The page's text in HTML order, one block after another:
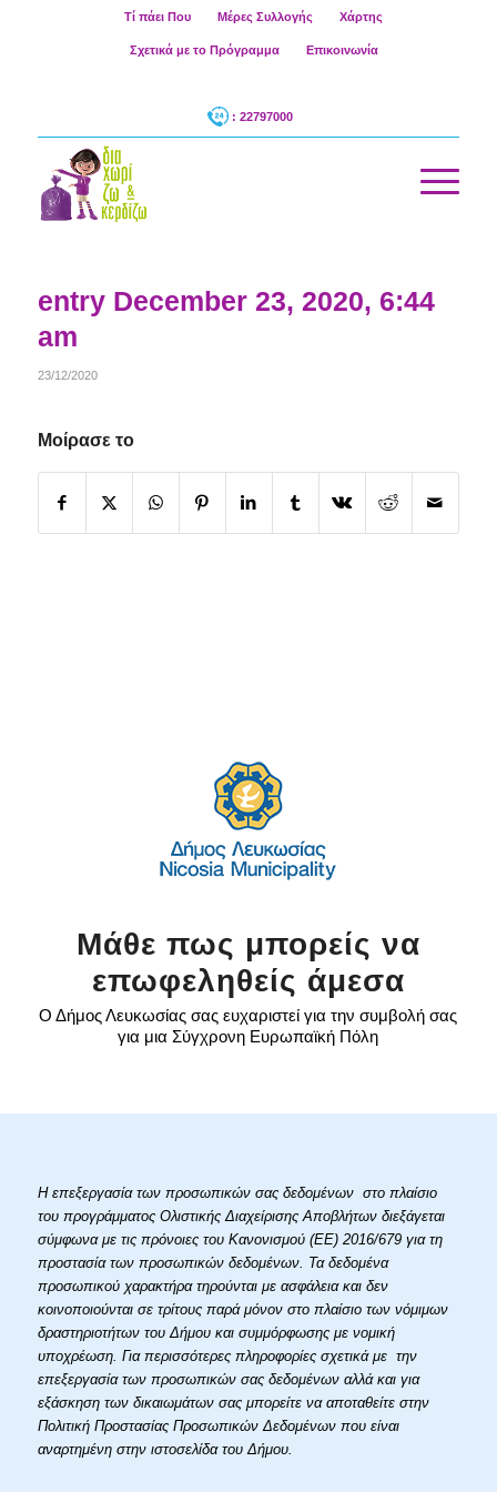
Τί πάει Που Μέρες Συλλογής Χάρτης
Σχετικά με το Πρόγραμμα Επικοινωνία
: 22797000
entry December 23, 2020, 6:44
am
23/12/2020
Μοίρασε το
Μάθε πως μπορείς να
επωφεληθείς άμεσα
Ο Δήμος Λευκωσίας σας ευχαριστεί για την συμβολή σας
για μια Σύγχρονη Ευρωπαϊκή Πόλη
Η επεξεργασία των προσωπικών σας δεδομένων στο πλαίσιο
του προγράμματος Ολιστικής Διαχείρισης Αποβλήτων διεξάγεται
σύμφωνα με τις πρόνοιες του Κανονισμού (ΕΕ) 2016/679 για τη
προστασία των προσωπικών δεδομένων. Τα δεδομένα
προσωπικού χαρακτήρα τηρούνται με ασφάλεια και δεν
κοινοποιούνται σε τρίτους παρά μόνον στο πλαίσιο των νόμιμων
δραστηριοτήτων του Δήμου και συμμόρφωσης με νομική
υποχρέωση. Για περισσότερες πληροφορίες σχετικά με την
επεξεργασία των προσωπικών σας δεδομένων αλλά και για
εξάσκηση των δικαιωμάτων σας μπορείτε να αποταθείτε στην
Πολιτική Προστασίας Προσωπικών Δεδομένων που είναι
αναρτημένη στην ιστοσελίδα του Δήμου.